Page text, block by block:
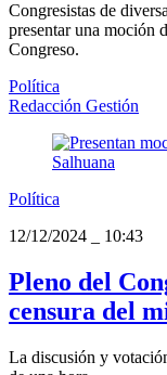
Congresistas de
presentar una moción
Congreso.
Política
Redacción Gestión
Política
12/12/2024
10:43
Pleno del
censura del
La discusión y